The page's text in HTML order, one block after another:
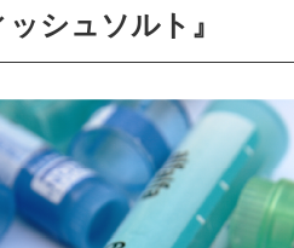
シュソルト』